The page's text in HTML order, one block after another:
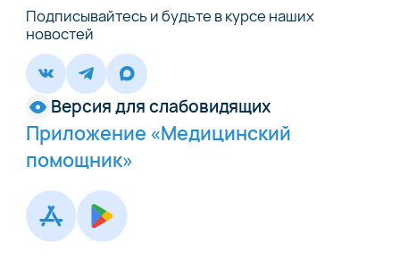
Подписывайтесь и будьте в курсе наших
новостей
Версия для слабовидящих
Приложение «Медицинский
помощник»